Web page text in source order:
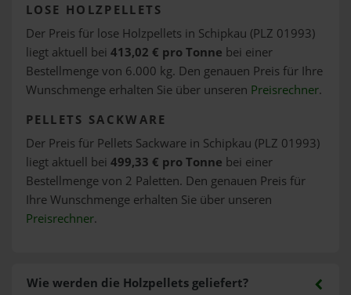
LOSE HOLZPELLETS
Der Preis für lose Holzpellets in Schipkau (PLZ 01993)
liegt aktuell bei 413,02 € pro Tonne bei einer
Bestellmenge von 6.000 kg. Den genauen Preis für Ihre
Wunschmenge erhalten Sie über unseren Preisrechner.
PELLETS SACKWARE
Der Preis für Pellets Sackware in Schipkau (PLZ 01993)
liegt aktuell bei 499,33 € pro Tonne bei einer
Bestellmenge von 2 Paletten. Den genauen Preis für
Ihre Wunschmenge erhalten Sie über unseren
Preisrechner.
Wie werden die Holzpellets geliefert?